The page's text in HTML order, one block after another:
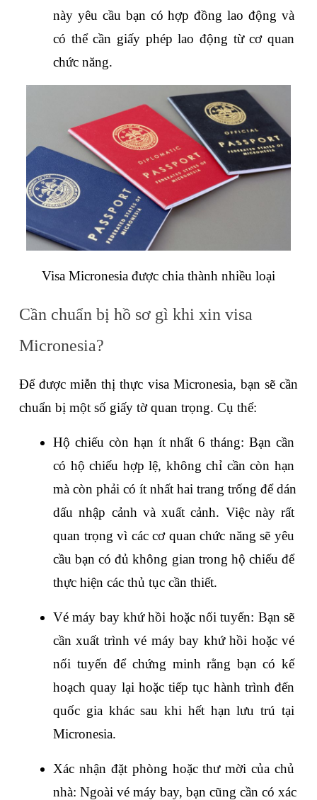
này yêu cầu bạn có hợp đồng lao động và
có thể cần giấy phép lao động từ cơ quan
chức năng.
Visa Micronesia được chia thành nhiều loại
Cần chuẩn bị hồ sơ gì khi xin visa
Micronesia?
Để được miễn thị thực visa Micronesia, bạn sẽ cần
chuẩn bị một số giấy tờ quan trọng. Cụ thể:
Hộ chiếu còn hạn ít nhất 6 tháng: Bạn cần
có hộ chiếu hợp lệ, không chỉ cần còn hạn
mà còn phải có ít nhất hai trang trống để dán
dấu nhập cảnh và xuất cảnh. Việc này rất
quan trọng vì các cơ quan chức năng sẽ yêu
cầu bạn có đủ không gian trong hộ chiếu để
thực hiện các thủ tục cần thiết.
Vé máy bay khứ hồi hoặc nối tuyến: Bạn sẽ
cần xuất trình vé máy bay khứ hồi hoặc vé
nối tuyến để chứng minh rằng bạn có kế
hoạch quay lại hoặc tiếp tục hành trình đến
quốc gia khác sau khi hết hạn lưu trú tại
Micronesia.
Xác nhận đặt phòng hoặc thư mời của chủ
nhà: Ngoài vé máy bay, bạn cũng cần có xác